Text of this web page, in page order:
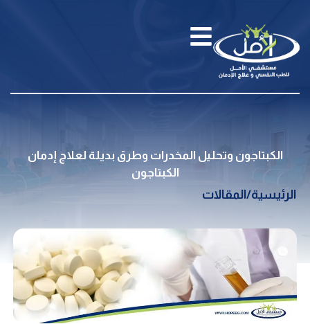
الكبتاجون وتحليل المخدرات وطرق بديلة لعلاج إدمان
الكبتاجون
الرئيسية/المقالات